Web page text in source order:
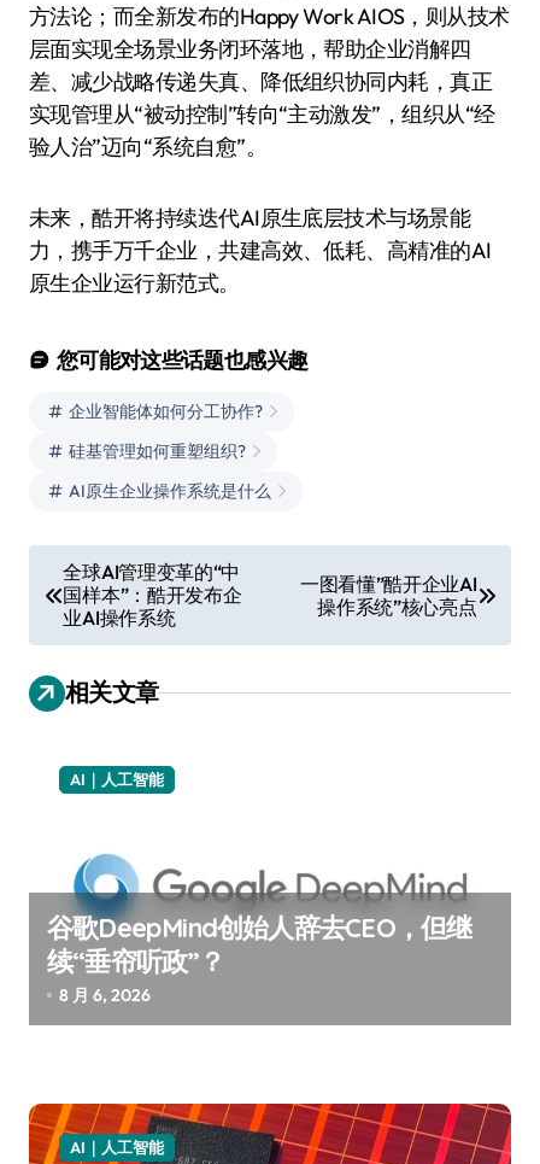
方法论；而全新发布的Happy Work AIOS，则从技术
层面实现全场景业务闭环落地，帮助企业消解四
差、减少战略传递失真、降低组织协同内耗，真正
实现管理从“被动控制”转向“主动激发”，组织从“经
验人治”迈向“系统自愈”。
未来，酷开将持续迭代AI原生底层技术与场景能
力，携手万千企业，共建高效、低耗、高精准的AI
原生企业运行新范式。
您可能对这些话题也感兴趣
企业智能体如何分工协作?
硅基管理如何重塑组织?
AI原生企业操作系统是什么
章
导
航
全球AI管理变革的“中
国样本”：酷开发布企
业AI操作系统
一图看懂”酷开企业AI
操作系统”核心亮点
相关文章
AI｜人工智能
谷歌DeepMind创始人辞去CEO，但继
续“垂帘听政”？
8 月 6, 2026
AI｜人工智能